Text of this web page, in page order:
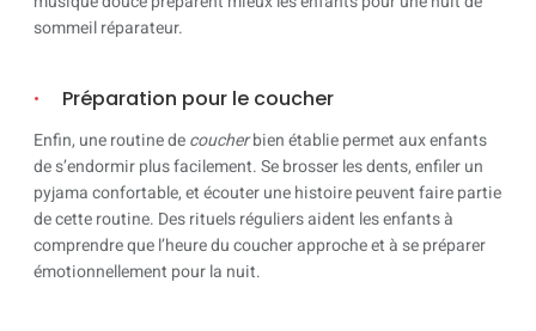
sommeil réparateur.
Préparation pour le coucher
Enfin, une routine decoucherbien établie permet aux enfants
de s’endormir plus facilement. Se brosser les dents, enfiler un
pyjama confortable, et écouter une histoire peuvent faire partie
de cette routine. Des rituels réguliers aident les enfants à
comprendre que l’heure du coucher approche et à se préparer
émotionnellement pour la nuit.